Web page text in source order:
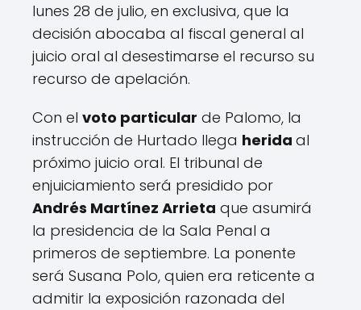
lunes 28 de julio, en exclusiva, que la
decisión abocaba al fiscal general al
juicio oral al desestimarse el recurso su
recurso de apelación.
Con el voto particular de Palomo, la
instrucción de Hurtado llega herida al
próximo juicio oral. El tribunal de
enjuiciamiento será presidido por
Andrés Martínez Arrieta que asumirá
la presidencia de la Sala Penal a
primeros de septiembre. La ponente
será Susana Polo, quien era reticente a
admitir la exposición razonada del